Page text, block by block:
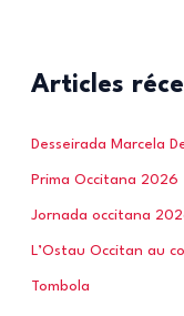
Articles
Desseirada Marcela
Prima Occitana 2026
Jornada occitana
L’Ostau Occitan au
Tombola